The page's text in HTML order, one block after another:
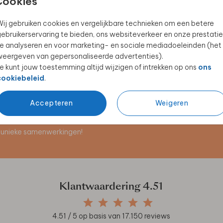
gebruiken cookies en vergelijkbare technieken om een betere
te bieden, ons websiteverkeer en onze
analyseren en voor marketing- en sociale mediadoeleinden (het
van gepersonaliseerde advertenties).
kunt jouw toestemming altijd wijzigen of intrekken op ons ons
.
Accepteren Weigeren
MEMORYBOX NAAMSTICKER
samenwerkingen!
Klantwaardering4.51
4.51 / 5 op basis van 17.150 reviews